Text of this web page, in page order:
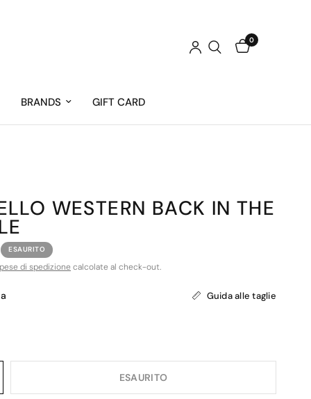
0
BRANDS GIFT CARD
WESTERN BACK IN THE
ESAURITO
di spedizione calcolate al check-out.
Guida alle taglie
ESAURITO